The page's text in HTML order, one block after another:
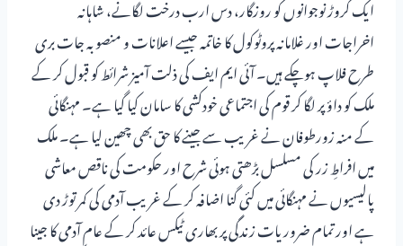
ایک کروڑ نوجوانوں کو روزگار، دس ارب درخت لگانے، شاہانہ
اخراجات اور غلامانہ پروٹوکول کا خاتمہ جیسے اعلانات و منصوبہ جات بری
طرح فلاپ ہوچکے ہیں۔ آئی ایم ایف کی ذلت آمیز شرائط کو قبول کر کے
ملک کو داؤ پر لگا کر قوم کی اجتماعی خودکشی کا سامان کیا گیا ہے۔ مہنگائی
کے منہ زورطوفان نے غریب سے جینے کا حق بھی چھین لیا ہے۔ ملک
میں افراطِ زر کی مسلسل بڑھتی ہوئی شرح اور حکومت کی ناقص معاشی
پالیسیوں نے مہنگائی میں کئی گنا اضافہ کر کے غریب آدمی کی کمر توڑ دی
ہے اور تمام ضروریات زندگی پر بھاری ٹیکس عائد کر کے عام آدمی کا جینا